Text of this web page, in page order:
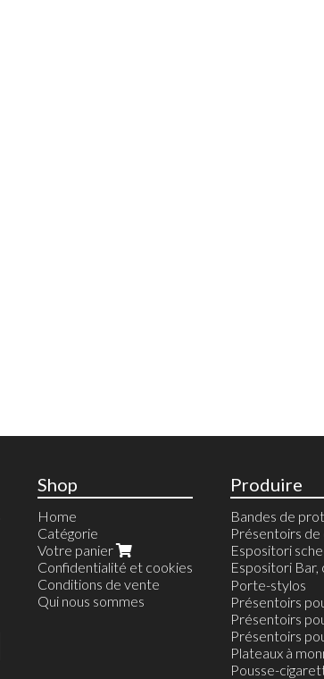
Shop
Home
Catégorie
Votre panier
Confidentialité et cookies
Conditions de vente
Qui nous sommes
Produire
Bandes de
Présentoirs
Espositori
Espositori Bar,
Porte-bonbons
Distributeurs
Vitrines
Porte-
Porte-stylos
Présentoirs
Présentoirs
Présentoirs
Plateaux à
Pousse-